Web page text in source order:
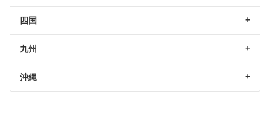
四国
九州
沖縄